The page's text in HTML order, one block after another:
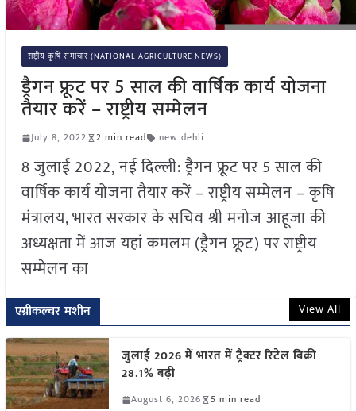
राष्ट्रीय कृषि समाचार (NATIONAL AGRICULTURE NEWS)
ड्रैगन फ्रूट पर 5 साल की वार्षिक कार्य योजना
तैयार करें – राष्ट्रीय सम्मेलन
July 8, 2022 2 min read new dehli
8 जुलाई 2022, नई दिल्ली: ड्रैगन फ्रूट पर 5 साल की
वार्षिक कार्य योजना तैयार करें – राष्ट्रीय सम्मेलन – कृषि
मंत्रालय, भारत सरकार के सचिव श्री मनोज आहूजा की
अध्यक्षता में आज यहां कमलम (ड्रैगन फ्रूट) पर राष्ट्रीय
सम्मेलन का
एग्रीकल्चर मशीन View All
जुलाई 2026 में भारत में ट्रैक्टर रिटेल बिक्री
28.1% बढ़ी
August 6, 2026 5 min read